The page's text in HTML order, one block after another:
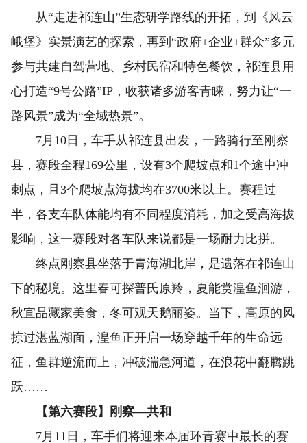
从“走进祁连山”生态研学路线的开拓，到《风云
峨堡》实景演艺的探索，再到“政府+企业+群众”多元
参与共建自驾营地、乡村民宿和特色餐饮，祁连县用
心打造“9号公路”IP，收获诸多游客青睐，努力让“一
路风景”成为“全域热景”。
7月10日，车手从祁连县出发，一路骑行至刚察
县，赛段全程169公里，设有3个爬坡点和1个途中冲
刺点，且3个爬坡点海拔均在3700米以上。赛程过
半，各支车队体能均有不同程度消耗，加之受高海拔
影响，这一赛段对各车队来说都是一场耐力比拼。
终点刚察县坐落于青海湖北岸，是遗落在祁连山
下的秘境。这里春可探普氏原羚，夏能赏湟鱼洄游，
秋宜品藏家美食，冬可观天鹅丽姿。当下，高原的风
掠过湛蓝湖面，湟鱼正开启一场穿越千年的生命远
征，鱼群逆流而上，冲破湍急河道，在浪花中翻腾跳
跃……
【第六赛段】刚察—共和
7月11日，车手们将迎来本届环青赛中最长的赛